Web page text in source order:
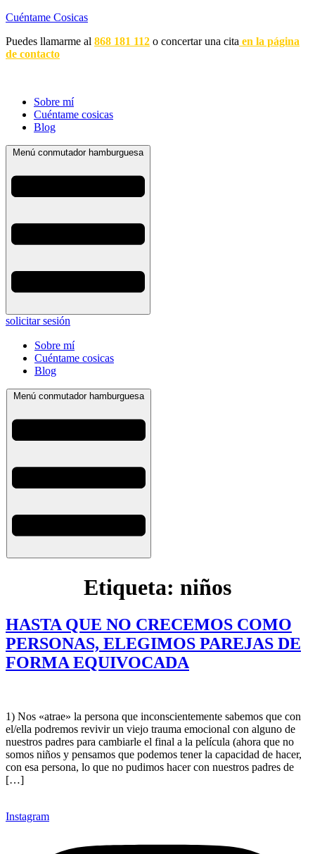
Cuéntame Cosicas
Puedes llamarme al 868 181 112 o concertar una cita en la página
de contacto
Sobre mí
Cuéntame cosicas
Blog
Menú conmutador hamburguesa
solicitar sesión
Sobre mí
Cuéntame cosicas
Blog
Menú conmutador hamburguesa
Etiqueta: niños
HASTA QUE NO CRECEMOS COMO
PERSONAS, ELEGIMOS PAREJAS DE
FORMA EQUIVOCADA
1) Nos «atrae» la persona que inconscientemente sabemos que con
el/ella podremos revivir un viejo trauma emocional con alguno de
nuestros padres para cambiarle el final a la película (ahora que no
somos niños y pensamos que podemos tener la capacidad de hacer,
con esa persona, lo que no pudimos hacer con nuestros padres de
[…]
Instagram